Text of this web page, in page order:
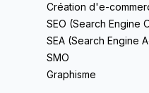
Création d'e-
SEO (Search Engine
SEA (Search Engine
SMO
Graphisme